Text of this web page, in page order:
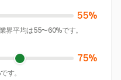
55%
界平均は55〜60%です。
75%
す。